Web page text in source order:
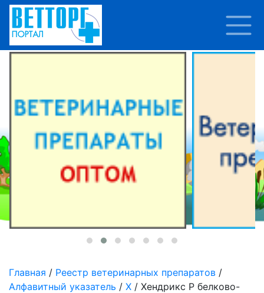
Главная / Реестр ветеринарных препаратов /
Алфавитный указатель / Х / Хендрикс Р белково-